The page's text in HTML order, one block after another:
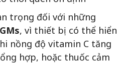
trọng đối với những
, vì thiết bị có thể hiển
nồng độ vitamin C tăng
hợp, hoặc thuốc cảm